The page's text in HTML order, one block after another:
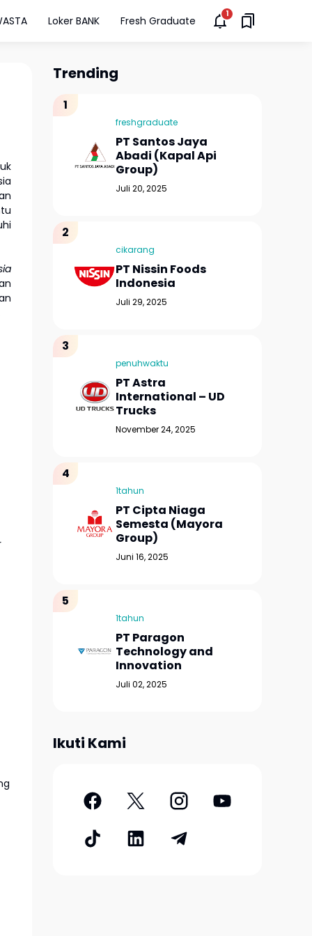
Loker BANK Fresh Graduate
Trending
freshgraduate
PT Santos Jaya
Abadi (Kapal Api
Group)
Juli 20, 2025
cikarang
PT Nissin Foods
Indonesia
Juli 29, 2025
penuhwaktu
PT Astra
International – UD
Trucks
November 24, 2025
1tahun
PT Cipta Niaga
Semesta (Mayora
Group)
Juni 16, 2025
1tahun
PT Paragon
Technology and
Innovation
Juli 02, 2025
Ikuti Kami